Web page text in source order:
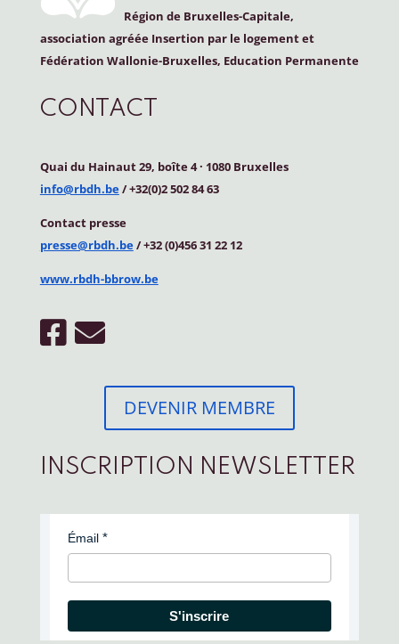
Région de Bruxelles-Capitale,
association agréée Insertion par le logement et
Fédération Wallonie-Bruxelles, Education Permanente
CONTACT
Quai du Hainaut 29, boîte 4· 1080 Bruxelles
info@rbdh.be/ +32(0)2 502 84 63
Contact presse
presse@rbdh.be/ +32 (0)456 31 22 12
www.rbdh-bbrow.be
DEVENIR MEMBRE
INSCRIPTION NEWSLETTER
Émail
S'inscrire